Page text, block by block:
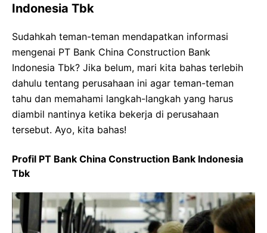
Indonesia Tbk
Sudahkah teman-teman mendapatkan informasi
mengenai PT Bank China Construction Bank
Indonesia Tbk? Jika belum, mari kita bahas terlebih
dahulu tentang perusahaan ini agar teman-teman
tahu dan memahami langkah-langkah yang harus
diambil nantinya ketika bekerja di perusahaan
tersebut. Ayo, kita bahas!
Profil PT Bank China Construction Bank Indonesia
Tbk